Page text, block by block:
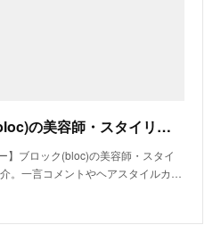
三室 安那｜ブロック(bloc)の美容師・スタイリスト｜ホットペッパービューティー
】ブロック(bloc)の美容師・スタイ
。一言コメントやヘアスタイルカ…